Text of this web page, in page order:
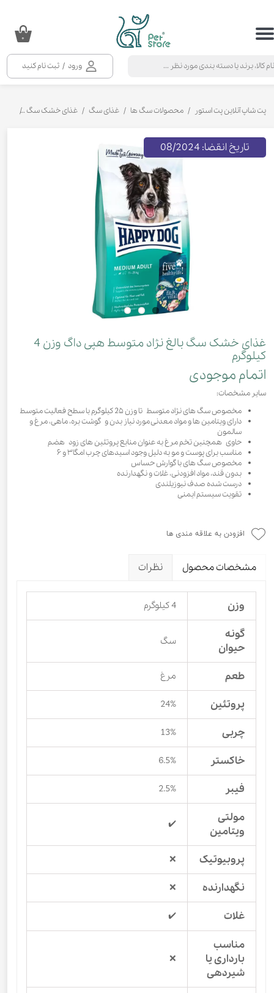
ورود / ثبت نام کنید
حساب کاربری من
خروج از حساب کاربری
۰
پت شاپ آنلاین پت استور محصولات سگ ها غذای سگ غذای خشک سگ
غذای خشک سگ بالغ نژاد متوسط هپی داگ وزن 4
کیلوگرم
اتمام موجودی
سایر مشخصات:
مخصوص سگ های نژاد متوسط تا وزن 2۵ کیلوگرم با سطح فعالیت متوسط
دارای ویتامین ها و مواد معدنی مورد نیاز بدن و گوشت بره، ماهی، مرغ و
سالمون
حاوی همچنین تخم مرغ به عنوان منابع پروتئین های زود هضم
مناسب برای پوست و مو به دلیل وجود اسیدهای چرب امگا۳ و ۶
مخصوص سگ های با گوارش حساس
بدون قند، مواد افزودنی، غلات و نگهدارنده
درست شده صدف نیوزیلندی
تقویت سیستم ایمنی
تاریخ انقضا: 08/2024
افزودن به علاقه مندی ها
مشخصات محصول نظرات
وزن 4 کیلوگرم
گونه
حیوان
سگ
طعم مرغ
پروتئین 24%
چربی 13%
خاکستر 6.5%
فیبر 2.5%
مولتی
ویتامین
✔️
پروبیوتیک ❌
نگهدارنده ❌
غلات ✔️
مناسب
بارداری یا
شیردهی
❌